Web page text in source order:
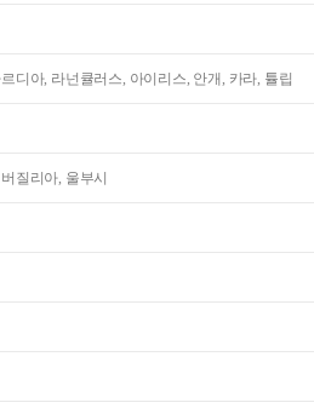
디아, 라넌큘러스, 아이리스, 안개, 카라, 튤립
질리아, 울부시